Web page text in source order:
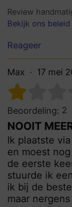
Review
Bekijk ons beleid
Reageer
Max 17 mei
Beoordeling: 2
NOOIT
Ik plaatste
en moest
de eerste
stuurde ik
ik bij de
maar nergens